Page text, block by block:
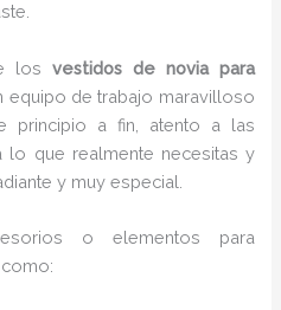
los vestidos de novia para
equipo de trabajo maravilloso
principio a fin, atento a las
lo que realmente necesitas y
y muy especial.
o elementos para